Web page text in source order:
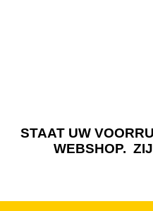
STAAT UW
WEBSHOP.